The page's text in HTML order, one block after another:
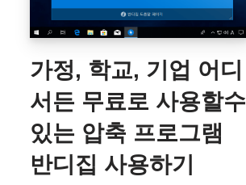
가정, 학교, 기업 어디
서든 무료로 사용할수
있는 압축 프로그램
반디집 사용하기